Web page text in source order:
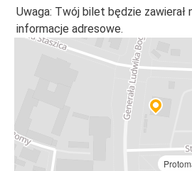
Uwaga: Twój bilet będzie zawierał
informacje adresowe.